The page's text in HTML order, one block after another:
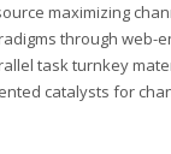
maximizing
through web-
task turnkey
catalysts for